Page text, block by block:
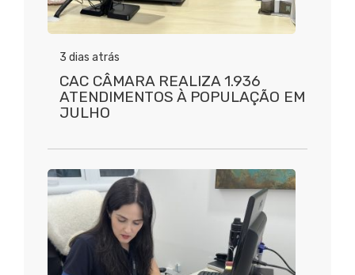
3 dias atrás
CAC CÂMARA REALIZA 1.936
ATENDIMENTOS À POPULAÇÃO EM
JULHO